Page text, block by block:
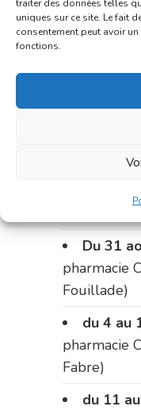
traiter des données telles
uniques sur ce site. Le fait
consentement peut avoir
fonctions.
Le 17
Palobart
du 21
Dupont
Du 31
pharmacie
Fouillade)
du 4 au
pharmacie
Fabre)
du 11